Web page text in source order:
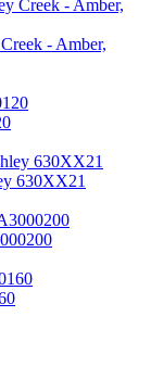
- Amber,
630XX21